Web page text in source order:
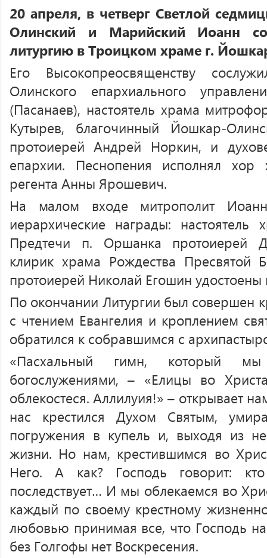
20 апреля, в четверг Светлой
Олинский и Марийский Иоанн
литургию в Троицком храме г.
Его Высокопреосвященству
Олинского епархиального
(Пасанаев), настоятель храма
Кутырев, благочинный Йошкар-
протоиерей Андрей Норкин, и
епархии. Песнопения исполнял
регента Анны Ярошевич.
На малом входе митрополит
иерархические награды:
Предтечи п. Оршанка протоиерей
клирик храма Рождества Пресвятой
протоиерей Николай Егошин
По окончании Литургии был совершен
с чтением Евангелия и кроплением
обратился к собравшимся с
«Пасхальный гимн, который
богослужениями, – «Елицы во
облекостеся. Аллилуия!» – открывает
нас крестился Духом Святым,
погружения в купель и, выходя из
жизни. Но нам, крестившимся во
Него. А как? Господь говорит:
последствует… И мы облекаемся во
каждый по своему крестному
любовью принимая все, что Господь
без Голгофы нет Воскресения.